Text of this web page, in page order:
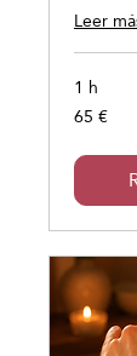
Leer
1 h
65
euros
65 €